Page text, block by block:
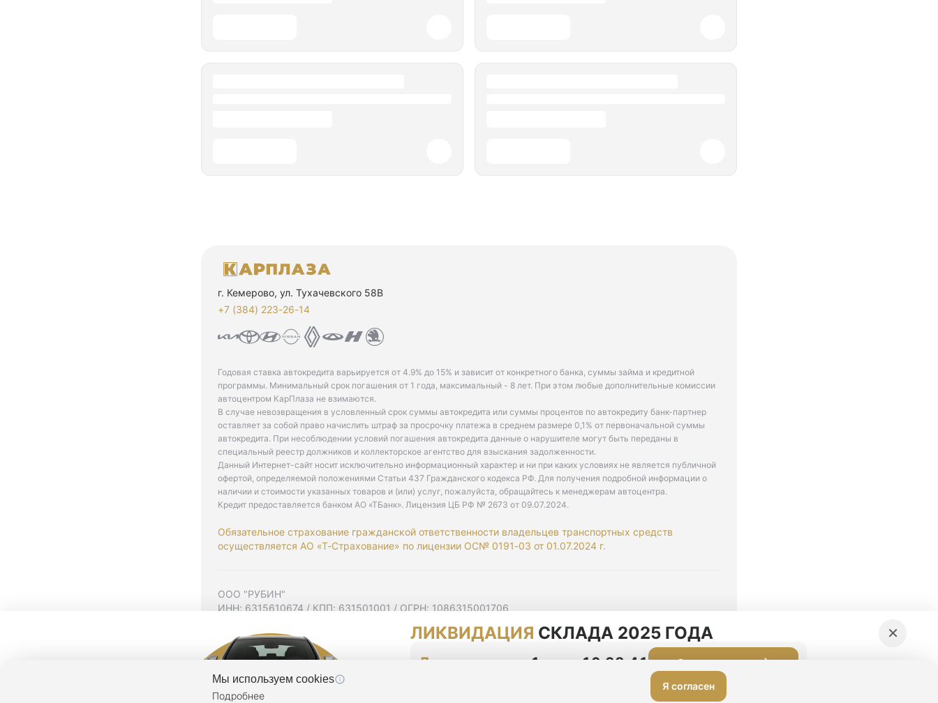
г. Кемерово, ул. Тухачевского 58В
+7 (384) 223-26-14‬
Годовая ставка автокредита варьируется от 4.9% до 15% и зависит от конкретного банка, суммы займа и кредитной
программы. Минимальный срок погашения от 1 года, максимальный - 8 лет. При этом любые дополнительные комиссии
автоцентром КарПлаза не взимаются.
В случае невозвращения в условленный срок суммы автокредита или суммы процентов по автокредиту банк-партнер
оставляет за собой право начислить штраф за просрочку платежа в среднем размере 0,1% от первоначальной суммы
автокредита. При несоблюдении условий погашения автокредита данные о нарушителе могут быть переданы в
специальный реестр должников и коллекторское агентство для взыскания задолженности.
Данный Интернет-сайт носит исключительно информационный характер и ни при каких условиях не является публичной
офертой, определяемой положениями Статьи 437 Гражданского кодекса РФ. Для получения подробной информации о
наличии и стоимости указанных товаров и (или) услуг, пожалуйста, обращайтесь к менеджерам автоцентра.
Кредит предоставляется банком АО «ТБанк». Лицензия ЦБ РФ № 2673 от 09.07.2024.
Обязательное страхование гражданской ответственности владельцев транспортных средств
осуществляется АО «Т-Страхование» по лицензии ОС№ 0191-03 от 01.07.2024 г.
ООО "РУБИН"
ИНН: 6315610674 / КПП: 631501001 / ОГРН: 1086315001706
Согласие на рекламную рассылку
Политика конфиденциальности
Мы используем cookies
Подробнее
Я согласен
ЛИКВИДАЦИЯ СКЛАДА 2025 ГОДА
До конца акции 1 день 10:38:40 Оставить заявку
×